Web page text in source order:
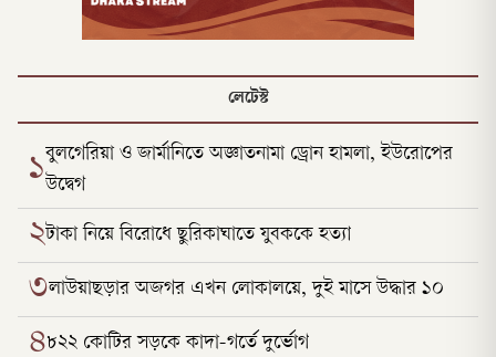
লেটেস্ট
১বুলগেরিয়া ও জার্মানিতে অজ্ঞাতনামা ড্রোন হামলা, ইউরোপের
উদ্বেগ
২টাকা নিয়ে বিরোধে ছুরিকাঘাতে যুবককে হত্যা
৩লাউয়াছড়ার অজগর এখন লোকালয়ে, দুই মাসে উদ্ধার ১০
৪৮২২ কোটির সড়কে কাদা-গর্তে দুর্ভোগ